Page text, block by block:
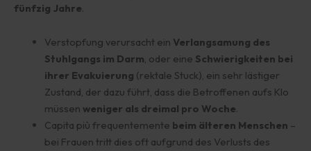
fünfzig Jahre.
Verstopfung verursacht ein Verlangsamung des
Stuhlgangs im Darm, oder eine Schwierigkeiten bei
ihrer Evakuierung (rektale Stuck), ein sehr lästiger
Zustand, der dazu führt, dass die Betroffenen aufs Klo
müssen weniger als dreimal pro Woche.
Capita più frequentemente beim älteren Menschen –
bei Frauen tritt dies oft aufgrund des Verlusts des